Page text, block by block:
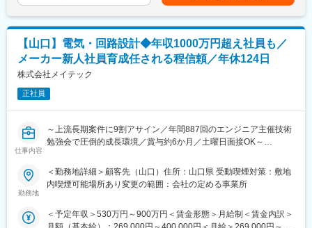
40分とオンオフのメリハリを持って活躍することが可能です。
◇「より稼げるエンジニア」へ最短距離で目指せる教育制度
グループに在籍するエンジニア数は2万名を突破。日本国内におけ
るエンジニア在籍数においてトップクラスの実績を誇るからこ
そ、その教育体制に手を抜くことは一切していません。グループ
アアップを支援しております。
います。
■株式会社テクノプロの魅力：
当社は業界大手テクノプロの化学・バイオ分野に特化した社内カ
ンパニーです。民間企業、大学、公的研究機関等に対し人材提案
や受託研究を通して研究開発部門での業務支援を展開していま
す。
学教員）による実践形式の研修もございます。
在職中の学位取得を支援する「社会人博士制度」もございます。
（2）働き方・福利厚生
全社平均残業5.4時間、土日祝休の働き方で、仕事・プライベート
■キャリア
【山口】電気・回路設計◆年収1000万円超え社員も／
メーカー新人社員育成任される程信頼／年休124日
株式会社メイテック
正社員
仕事内容
～上流長期案件に9割アサイン／年間887回のエンジニア主催技術
勉強会で圧倒的成長環境／賞与約6か月／土曜日面接OK～
■業務内容：
設計（構想設計、マイコン回路、無線回路、電源回路、LSI、レイ
■案件例：
勤務地
＜勤務地詳細＞顧客先（山口）住所：山口県 受動喫煙対策：敷地
内喫煙可能場所あり変更の範囲：会社の定める事業所
＜予定年収＞530万円～900万円＜賃金形態＞月給制＜賃金内訳＞